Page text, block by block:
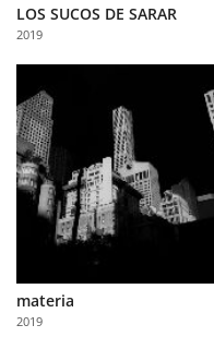
LOS SUCOS DE SARAR
2019
materia
2019